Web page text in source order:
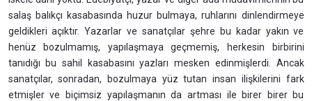
salaş balıkçı kasabasında huzur bulmaya, ruhlarını dinlendirmeye
geldikleri açıktır. Yazarlar ve sanatçılar şehre bu kadar yakın ve
henüz bozulmamış, yapılaşmaya geçmemiş, herkesin birbirini
tanıdığı bu sahil kasabasını yazları mesken edinmişlerdi. Ancak
sanatçılar, sonradan, bozulmaya yüz tutan insan ilişkilerini fark
etmişler ve biçimsiz yapılaşmanın da artması ile birer birer bu